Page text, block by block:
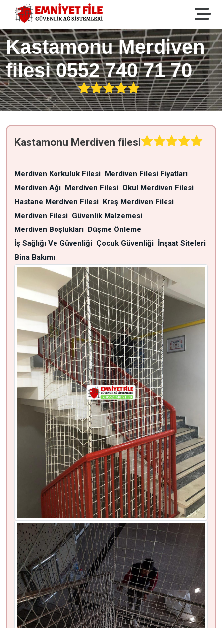
Kastamonu Merdiven
filesi 0552 740 71 70
Kastamonu Merdiven filesi
Merdiven Korkuluk Filesi Merdiven Filesi Fiyatları
Merdiven Ağı Merdiven Filesi Okul Merdiven Filesi
Hastane Merdiven Filesi Kreş Merdiven Filesi
Merdiven Filesi Güvenlik Malzemesi
Merdiven Boşlukları Düşme Önleme
İş Sağlığı Ve Güvenliği Çocuk Güvenliği İnşaat Siteleri
Bina Bakımı.